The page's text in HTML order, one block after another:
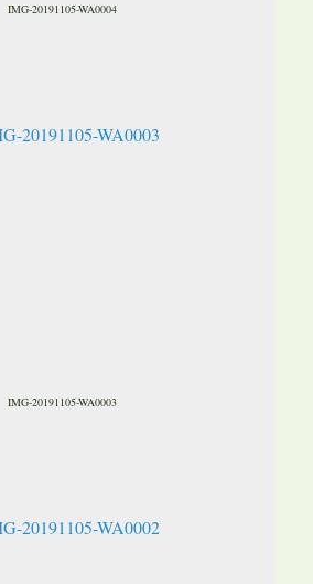
IMG-20191105-WA0004
IMG-20191105-WA0003